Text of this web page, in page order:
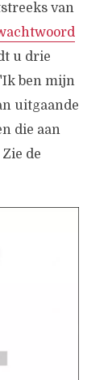
van
u drie
ben mijn
uitgaande
die aan
de